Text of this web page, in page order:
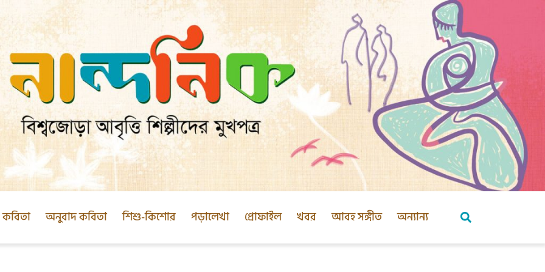
কবিতা অনুবাদ কবিতা শিশু-কিশোর পড়ালেখা প্রোফাইল খবর আবহ সঙ্গীত অন্যান্য